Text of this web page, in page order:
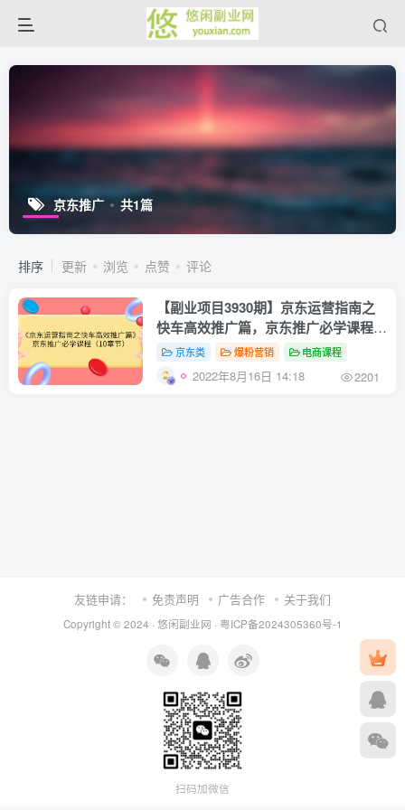
京东推广 共1篇
排序 更新 浏览 点赞 评论
【副业项目3930期】京东运营指南之
快车高效推广篇，京东推广必学课程
（10章节）
京东类 爆粉营销 电商课程
2022年8月16日 14:18 2201
友链申请： 免责声明 广告合作 关于我们
Copyright © 2024 · 悠闲副业网 · 粤ICP备2024305360号-1
扫码加微信